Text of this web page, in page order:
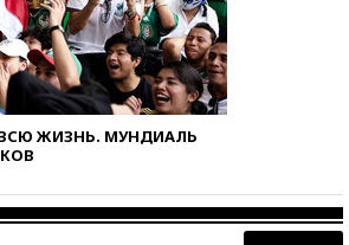
ЖИЗНЬ. МУНДИАЛЬ